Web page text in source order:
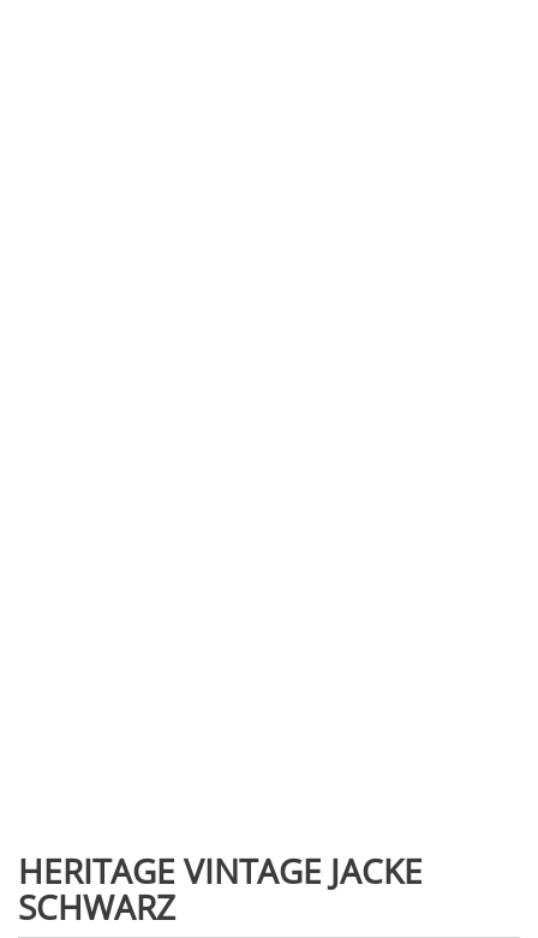
HERITAGE VINTAGE JACKE
SCHWARZ